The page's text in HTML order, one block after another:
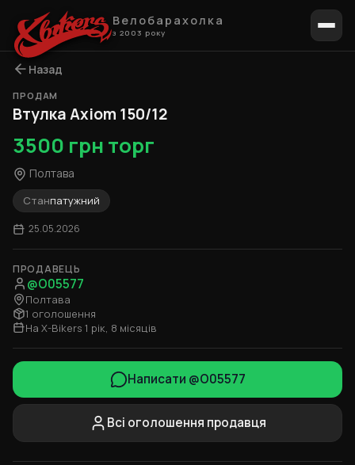
Велобарахолка
з 2003 року
Назад
ПРОДАМ
Втулка Axiom 150/12
3500 грн торг
Полтава
Станпатужний
25.05.2026
ПРОДАВЕЦЬ
@O05577
Полтава
1 оголошення
На X-Bikers 1 рік, 8 місяців
Написати @O05577
Всі оголошення продавця